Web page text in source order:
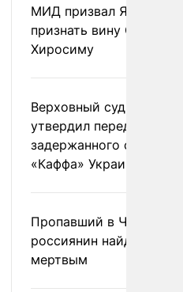
МИД призвал Японию
признать вину США за
Хиросиму
Верховный суд Швеции
утвердил передачу
задержанного
«Каффа» Украине
Пропавший в
россиянин найден
мертвым